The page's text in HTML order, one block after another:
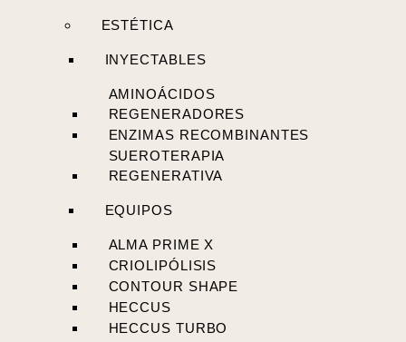
ESTÉTICA
INYECTABLES
AMINOÁCIDOS
REGENERADORES
ENZIMAS RECOMBINANTES
SUEROTERAPIA
REGENERATIVA
EQUIPOS
ALMA PRIME X
CRIOLIPÓLISIS
CONTOUR SHAPE
HECCUS
HECCUS TURBO